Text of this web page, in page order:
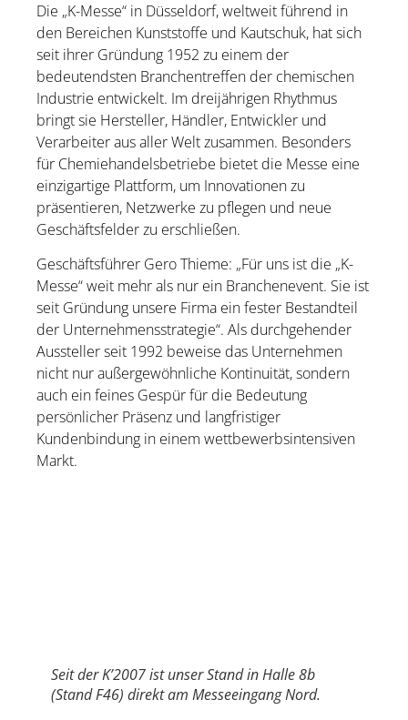
Die „K-Messe“ in Düsseldorf, weltweit führend in
den Bereichen Kunststoffe und Kautschuk, hat sich
seit ihrer Gründung 1952 zu einem der
bedeutendsten Branchentreffen der chemischen
Industrie entwickelt. Im dreijährigen Rhythmus
bringt sie Hersteller, Händler, Entwickler und
Verarbeiter aus aller Welt zusammen. Besonders
für Chemiehandelsbetriebe bietet die Messe eine
einzigartige Plattform, um Innovationen zu
präsentieren, Netzwerke zu pflegen und neue
Geschäftsfelder zu erschließen.
Geschäftsführer Gero Thieme: „Für uns ist die „K-
Messe“ weit mehr als nur ein Branchenevent. Sie ist
seit Gründung unsere Firma ein fester Bestandteil
der Unternehmensstrategie“. Als durchgehender
Aussteller seit 1992 beweise das Unternehmen
nicht nur außergewöhnliche Kontinuität, sondern
auch ein feines Gespür für die Bedeutung
persönlicher Präsenz und langfristiger
Kundenbindung in einem wettbewerbsintensiven
Markt.
Seit der K’2007 ist unser Stand in Halle 8b
(Stand F46) direkt am Messeeingang Nord.